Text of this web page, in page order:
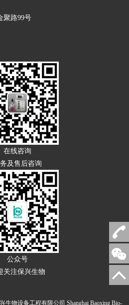
聚路99号
在线咨询
及售后咨询
公众号
关注保兴生物
生物设备工程有限公司 Shanghai Baoxing Bio-